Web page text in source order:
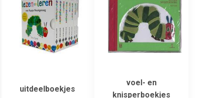
uitdeelboekjes
voel- en
knisperboekjes